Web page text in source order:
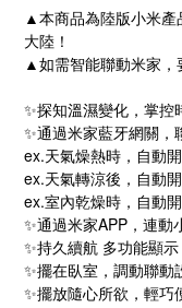
▲本商品為陸版小米產
大陸！
▲如需智能聯動米家，
✨探知溫濕變化，掌控
✨通過米家藍牙網關，
ex.天氣燥熱時，自動
ex.天氣轉涼後，自動
ex.室內乾燥時，自動
✨通過米家APP，連動
✨持久續航 多功能顯示
✨擺在臥室，調動聯動
✨擺放隨心所欲，輕巧